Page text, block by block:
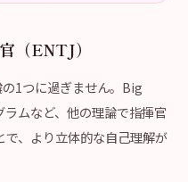
（ENTJ）
1つに過ぎません。Big
ムなど、他の理論で指揮官
、より立体的な自己理解が